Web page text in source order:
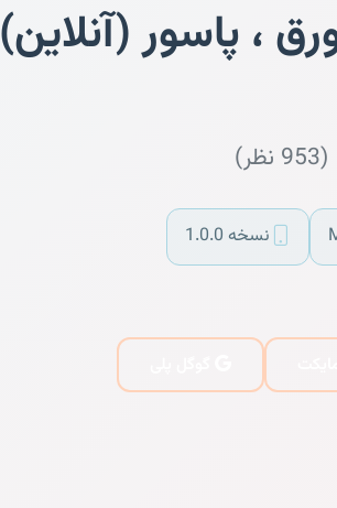
، پاسور (آنلاین)
(953 نظر)
نسخه 1.0.0